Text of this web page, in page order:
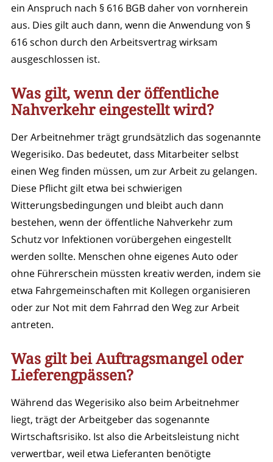
ein Anspruch nach § 616 BGB daher von vornherein
aus. Dies gilt auch dann, wenn die Anwendung von §
616 schon durch den Arbeitsvertrag wirksam
ausgeschlossen ist.
Was gilt, wenn der öffentliche
Nahverkehr eingestellt wird?
Der Arbeitnehmer trägt grundsätzlich das sogenannte
Wegerisiko. Das bedeutet, dass Mitarbeiter selbst
einen Weg finden müssen, um zur Arbeit zu gelangen.
Diese Pflicht gilt etwa bei schwierigen
Witterungsbedingungen und bleibt auch dann
bestehen, wenn der öffentliche Nahverkehr zum
Schutz vor Infektionen vorübergehen eingestellt
werden sollte. Menschen ohne eigenes Auto oder
ohne Führerschein müssten kreativ werden, indem sie
etwa Fahrgemeinschaften mit Kollegen organisieren
oder zur Not mit dem Fahrrad den Weg zur Arbeit
antreten.
Was gilt bei Auftragsmangel oder
Lieferengpässen?
Während das Wegerisiko also beim Arbeitnehmer
liegt, trägt der Arbeitgeber das sogenannte
Wirtschaftsrisiko. Ist also die Arbeitsleistung nicht
verwertbar, weil etwa Lieferanten benötigte